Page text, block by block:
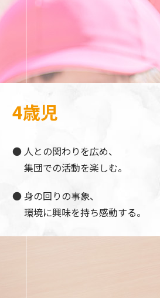
4歳児
人との関わりを広め、
集団での活動を楽しむ。
身の回りの事象、
環境に興味を持ち感動する。